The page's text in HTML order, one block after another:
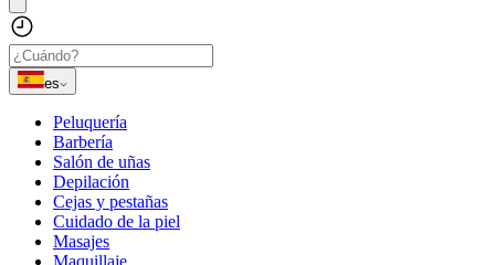
es
Peluquería
Barbería
Salón de uñas
Depilación
Cejas y pestañas
Cuidado de la piel
Masajes
Maquillaje